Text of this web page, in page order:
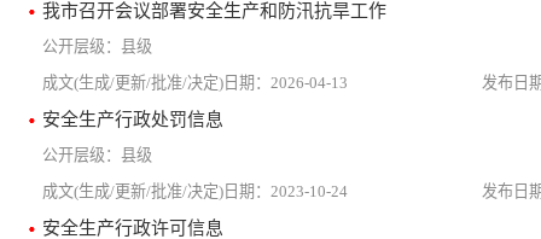
我市召开会议部署安全生产和防汛抗旱工作
县级
2026-04-13
安全生产行政处罚信息
县级
2023-10-24
安全生产行政许可信息